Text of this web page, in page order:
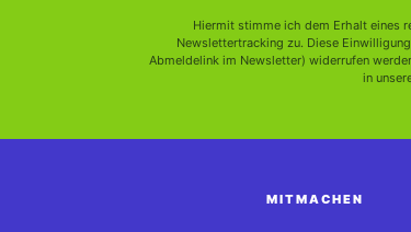
Hiermit stimme ich dem Erhalt eines
Newslettertracking zu. Diese
Abmeldelink im Newsletter) widerrufen
in
MITMACHEN